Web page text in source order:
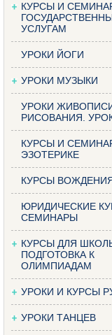
КУРСЫ И
УСЛУГАМ
УРОКИ ЙОГИ
УРОКИ МУЗЫКИ
УРОКИ
РИСОВАНИЯ.
КУРСЫ И
ЭЗОТЕРИКЕ
КУРСЫ
ЮРИДИЧЕСКИЕ
СЕМИНАРЫ
КУРСЫ ДЛЯ
ПОДГОТОВКА К
ОЛИМПИАДАМ
УРОКИ И КУРСЫ
УРОКИ ТАНЦЕВ